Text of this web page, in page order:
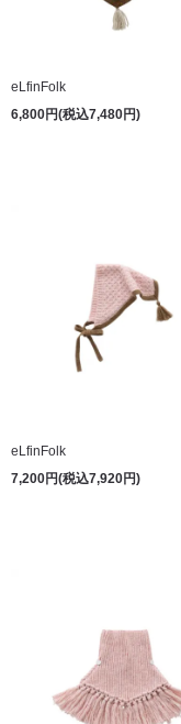
eLfinFolk
6,800円(税込7,480円)
eLfinFolk
7,200円(税込7,920円)